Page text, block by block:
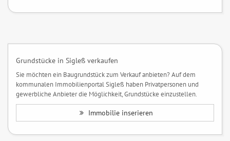
Grundstücke in Sigleß verkaufen
Sie möchten ein Baugrundstück zum Verkauf anbieten? Auf dem
kommunalen Immobilienportal Sigleß haben Privatpersonen und
gewerbliche Anbieter die Möglichkeit, Grundstücke einzustellen.
Immobilie inserieren